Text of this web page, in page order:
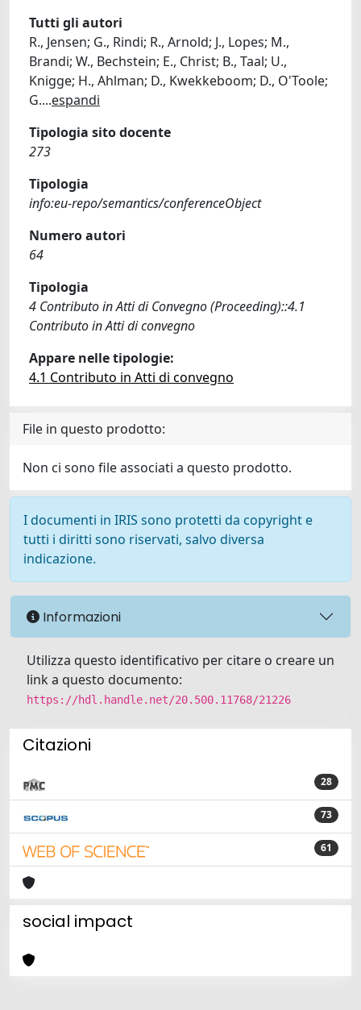
Tutti gli autori
R., Jensen; G., Rindi; R., Arnold; J., Lopes; M.,
Brandi; W., Bechstein; E., Christ; B., Taal; U.,
Knigge; H., Ahlman; D., Kwekkeboom; D., O'Toole;
G....espandi
Tipologia sito docente
273
Tipologia
info:eu-repo/semantics/conferenceObject
Numero autori
64
Tipologia
4 Contributo in Atti di Convegno (Proceeding)::4.1
Contributo in Atti di convegno
Appare nelle tipologie:
4.1 Contributo in Atti di convegno
File in questo prodotto:
Non ci sono file associati a questo prodotto.
I documenti in IRIS sono protetti da copyright e
tutti i diritti sono riservati, salvo diversa
indicazione.
Informazioni
Utilizza questo identificativo per citare o creare un
link a questo documento:
https://hdl.handle.net/20.500.11768/21226
Citazioni
28
73
61
social impact